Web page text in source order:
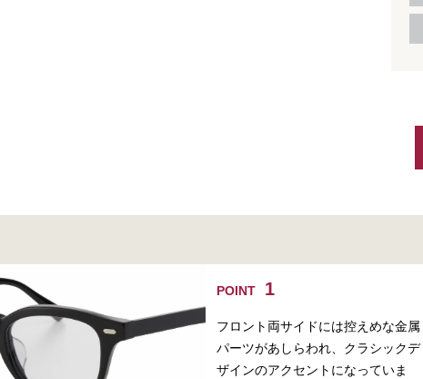
POINT
フロント両サイドには控えめな金属
パーツがあしらわれ、クラシックデ
ザインのアクセントになっていま